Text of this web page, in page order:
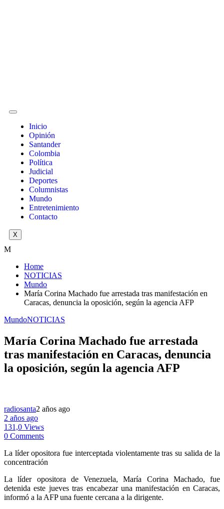
Inicio
Opinión
Santander
Colombia
Política
Judicial
Deportes
Columnistas
Mundo
Entretenimiento
Contacto
X
M
Home
NOTICIAS
Mundo
María Corina Machado fue arrestada tras manifestación en
Caracas, denuncia la oposición, según la agencia AFP
MundoNOTICIAS
María Corina Machado fue arrestada
tras manifestación en Caracas, denuncia
la oposición, según la agencia AFP
radiosanta2 años ago
2 años ago
131,0 Views
0 Comments
La líder opositora fue interceptada violentamente tras su salida de la
concentración
La líder opositora de Venezuela, María Corina Machado, fue
detenida este jueves tras encabezar una manifestación en Caracas,
informó a la AFP una fuente cercana a la dirigente.